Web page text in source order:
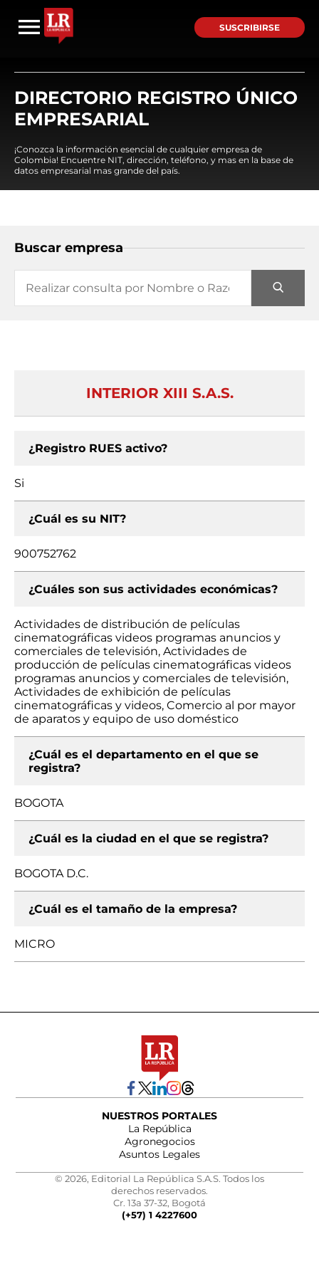
SUSCRIBIRSE
DIRECTORIO REGISTRO ÚNICO
EMPRESARIAL
¡Conozca la información esencial de cualquier empresa de
Colombia! Encuentre NIT, dirección, teléfono, y mas en la base de
datos empresarial mas grande del país.
Buscar empresa
INTERIOR XIII S.A.S.
¿Registro RUES activo?
Si
¿Cuál es su NIT?
900752762
¿Cuáles son sus actividades económicas?
Actividades de distribución de películas
cinematográficas videos programas anuncios y
comerciales de televisión, Actividades de
producción de películas cinematográficas videos
programas anuncios y comerciales de televisión,
Actividades de exhibición de películas
cinematográficas y videos, Comercio al por mayor
de aparatos y equipo de uso doméstico
¿Cuál es el departamento en el que se
registra?
BOGOTA
¿Cuál es la ciudad en el que se registra?
BOGOTA D.C.
¿Cuál es el tamaño de la empresa?
MICRO
NUESTROS PORTALES
La República
Agronegocios
Asuntos Legales
© 2026, Editorial La República S.A.S. Todos los
derechos reservados.
Cr. 13a 37-32, Bogotá
(+57) 1 4227600